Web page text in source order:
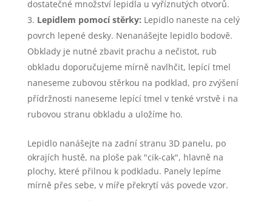
dostatečné množství lepidla u vyříznutých otvorů.
Lepidlem pomocí stěrky: Lepidlo naneste na celý
povrch lepené desky. Nenanášejte lepidlo bodově.
Obklady je nutné zbavit prachu a nečistot, rub
obkladu doporučujeme mírně navlhčit, lepící tmel
naneseme zubovou stěrkou na podklad, pro zvýšení
přídržnosti naneseme lepící tmel v tenké vrstvě i na
rubovou stranu obkladu a uložíme ho.
Lepidlo nanášejte na zadní stranu 3D panelu, po
okrajích hustě, na ploše pak "cik-cak", hlavně na
plochy, které přilnou k podkladu. Panely lepíme
mírně přes sebe, v míře překrytí vás povede vzor.